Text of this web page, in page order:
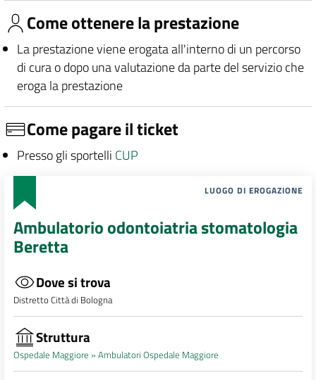
Come ottenere la prestazione
La prestazione viene erogata all'interno di un percorso
di cura o dopo una valutazione da parte del servizio che
eroga la prestazione
Come pagare il ticket
Presso gli sportelli CUP
LUOGO DI EROGAZIONE
Ambulatorio odontoiatria stomatologia
Beretta
Dove si trova
Distretto Città di Bologna
Struttura
Ospedale Maggiore »Ambulatori Ospedale Maggiore